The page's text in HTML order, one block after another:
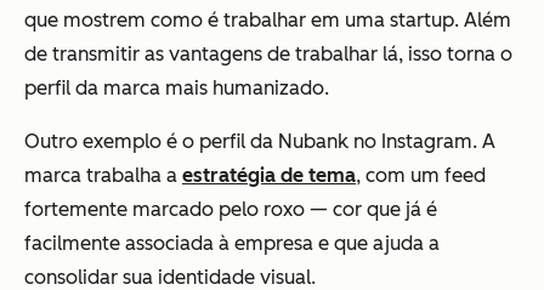
que mostrem como é trabalhar em uma startup. Além
de transmitir as vantagens de trabalhar lá, isso torna o
perfil da marca mais humanizado.
Outro exemplo é o perfil da Nubank no Instagram. A
marca trabalha a estratégia de tema, com um feed
fortemente marcado pelo roxo — cor que já é
facilmente associada à empresa e que ajuda a
consolidar sua identidade visual.